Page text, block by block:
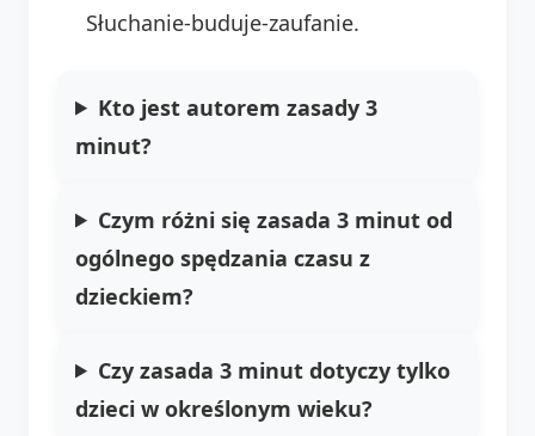
Słuchanie-buduje-zaufanie.
Kto jest autorem zasady 3
minut?
Czym różni się zasada 3 minut od
ogólnego spędzania czasu z
dzieckiem?
Czy zasada 3 minut dotyczy tylko
dzieci w określonym wieku?